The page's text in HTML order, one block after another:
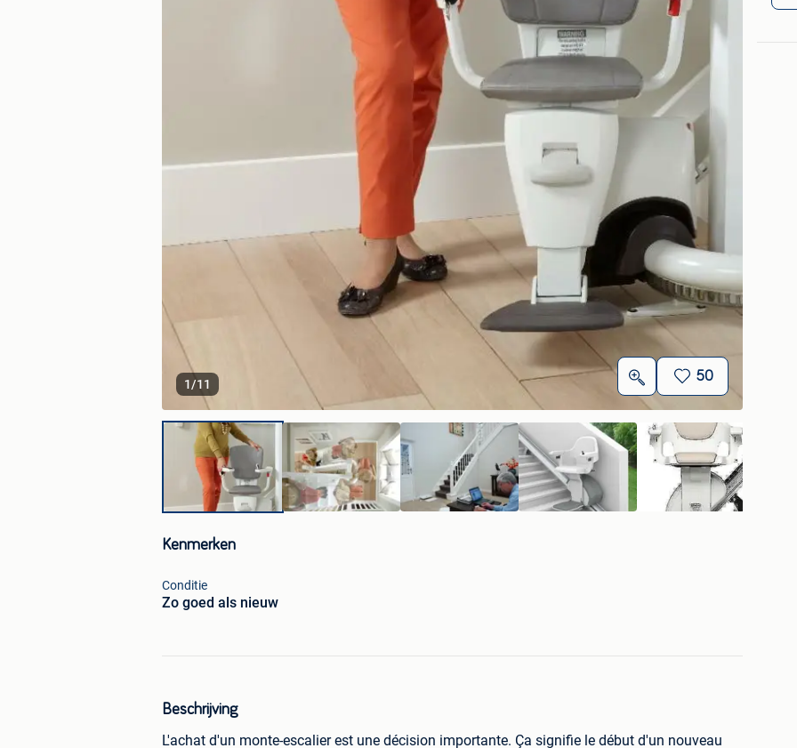
1/11
50
Kenmerken
Conditie
Zo goed als nieuw
Beschrijving
L'achat d'un monte-escalier est une décision importante. Ça signifie le début d'un nouveau